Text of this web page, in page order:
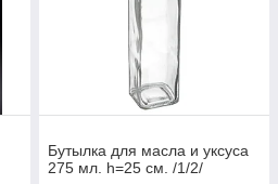
Бутылка для масла и уксуса
275 мл. h=25 см. /1/2/